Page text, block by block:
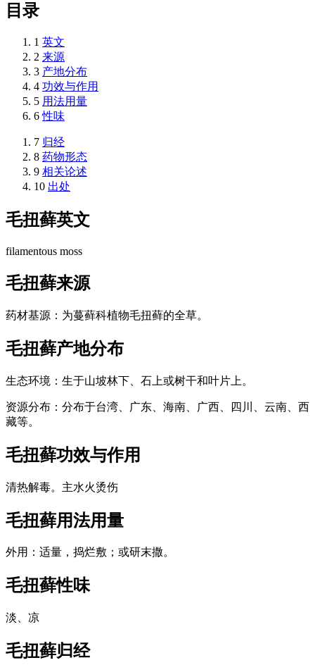
目录
1 英文
2 来源
3 产地分布
4 功效与作用
5 用法用量
6 性味
7 归经
8 药物形态
9 相关论述
10 出处
毛扭藓英文
filamentous moss
毛扭藓来源
药材基源：为蔓藓科植物毛扭藓的全草。
毛扭藓产地分布
生态环境：生于山坡林下、石上或树干和叶片上。
资源分布：分布于台湾、广东、海南、广西、四川、云南、西
藏等。
毛扭藓功效与作用
清热解毒。主水火烫伤
毛扭藓用法用量
外用：适量，捣烂敷；或研末撒。
毛扭藓性味
淡、凉
毛扭藓归经